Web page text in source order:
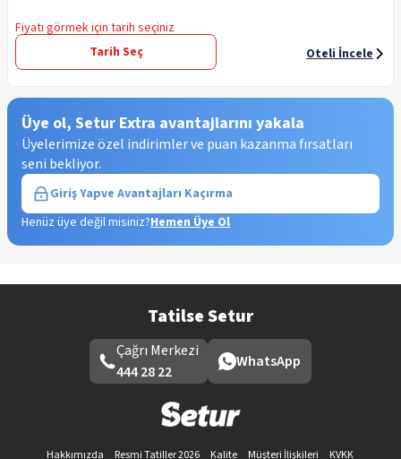
Fiyatı görmek için tarih seçiniz
Tarih Seç
Oteli İncele
Üye ol, Setur Extra avantajlarını yakala
Üyelerimize özel indirimler ve puan kazanma fırsatları
seni bekliyor.
Giriş Yapve Avantajları Kaçırma
Henüz üye değil misiniz?Hemen Üye Ol
Tatilse Setur
Çağrı Merkezi
444 28 22
WhatsApp
Hakkımızda Resmi Tatiller 2026 Kalite Müşteri İlişkileri
KVKK